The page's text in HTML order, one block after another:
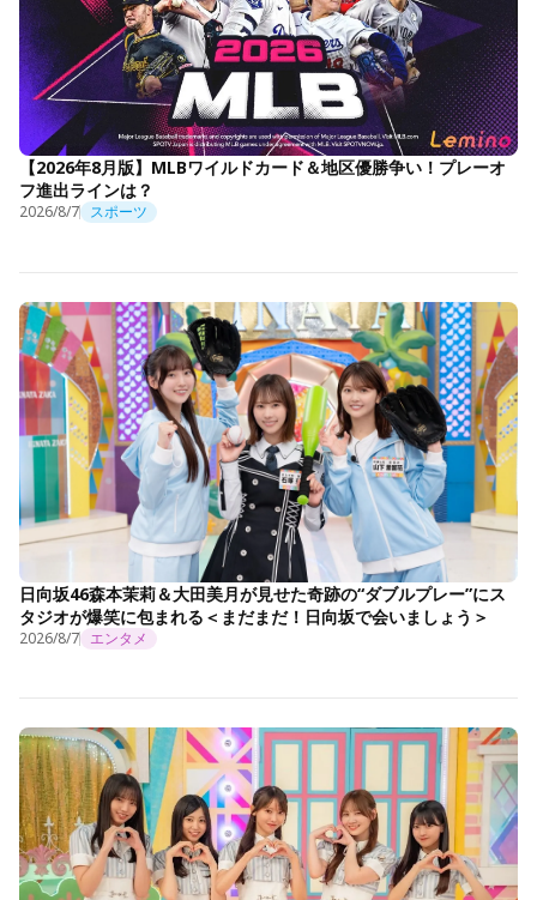
【2026年8月版】MLBワイルドカード＆地区優勝争い！プレーオ
フ進出ラインは？
2026/8/7 スポーツ
日向坂46森本茉莉＆大田美月が見せた奇跡の“ダブルプレー”にス
タジオが爆笑に包まれる＜まだまだ！日向坂で会いましょう＞
2026/8/7 エンタメ